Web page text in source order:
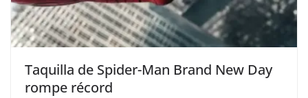
Taquilla de Spider-Man Brand New Day
rompe récord